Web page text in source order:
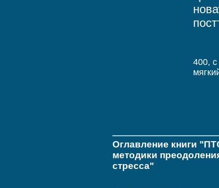
400,
Оглавление книги
методики
стресса"